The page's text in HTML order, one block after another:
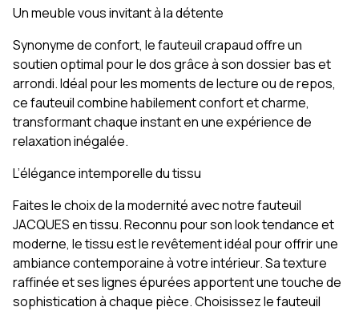
Un meuble vous invitant à la détente
Synonyme de confort, le fauteuil crapaud offre un
soutien optimal pour le dos grâce à son dossier bas et
arrondi. Idéal pour les moments de lecture ou de repos,
ce fauteuil combine habilement confort et charme,
transformant chaque instant en une expérience de
relaxation inégalée.
L’élégance intemporelle du tissu
Faites le choix de la modernité avec notre fauteuil
JACQUES en tissu. Reconnu pour son look tendance et
moderne, le tissu est le revêtement idéal pour offrir une
ambiance contemporaine à votre intérieur. Sa texture
raffinée et ses lignes épurées apportent une touche de
sophistication à chaque pièce. Choisissez le fauteuil